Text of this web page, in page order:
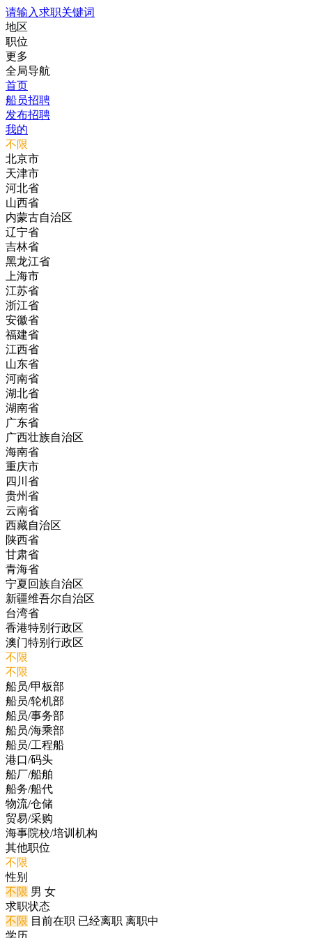
请输入求职关键词
地区
职位
更多
全局导航
首页
船员招聘
发布招聘
我的
不限
北京市
天津市
河北省
山西省
内蒙古自治区
辽宁省
吉林省
黑龙江省
上海市
江苏省
浙江省
安徽省
福建省
江西省
山东省
河南省
湖北省
湖南省
广东省
广西壮族自治区
海南省
重庆市
四川省
贵州省
云南省
西藏自治区
陕西省
甘肃省
青海省
宁夏回族自治区
新疆维吾尔自治区
台湾省
香港特别行政区
澳门特别行政区
不限
不限
船员/甲板部
船员/轮机部
船员/事务部
船员/海乘部
船员/工程船
港口/码头
船厂/船舶
船务/船代
物流/仓储
贸易/采购
海事院校/培训机构
其他职位
不限
性别
不限 男 女
求职状态
不限 目前在职 已经离职 离职中
学历